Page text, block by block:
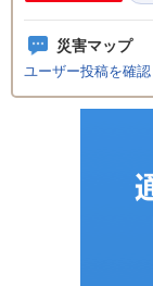
災害マップ
ユーザー投稿を確認